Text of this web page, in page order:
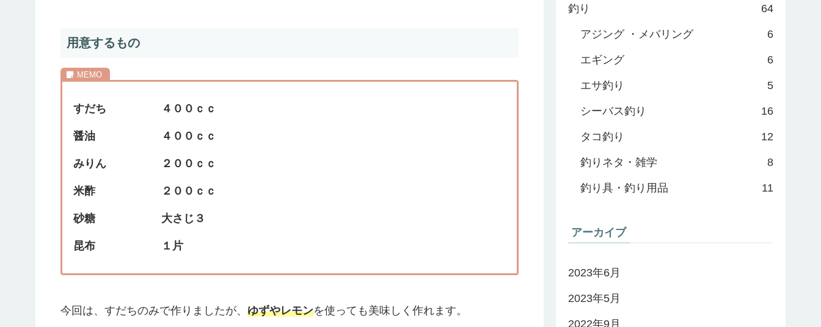
用意するもの
すだち ４００ｃｃ
醤油 ４００ｃｃ
みりん ２００ｃｃ
米酢 ２００ｃｃ
砂糖 大さじ３
昆布 １片
今回は、すだちのみで作りましたが、 ゆずやレモンを使っても美味しく作れます。
釣り 64
アジング ・メバリング 6
エギング 6
エサ釣り 5
シーバス釣り 16
タコ釣り 12
釣りネタ・雑学 8
釣り具・釣り用品 11
アーカイブ
2023年6月
2023年5月
2022年9月